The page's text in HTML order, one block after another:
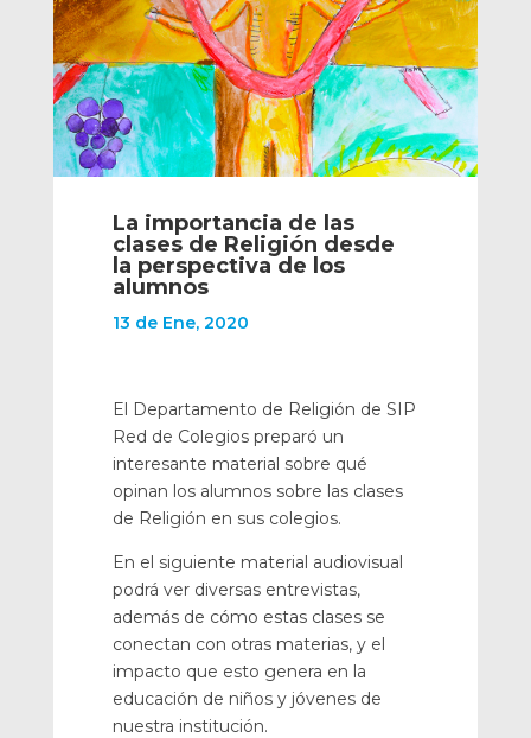
La importancia de las
clases de Religión desde
la perspectiva de los
alumnos
13 de Ene, 2020
El Departamento de Religión de SIP
Red de Colegios preparó un
interesante material sobre qué
opinan los alumnos sobre las clases
de Religión en sus colegios.
En el siguiente material audiovisual
podrá ver diversas entrevistas,
además de cómo estas clases se
conectan con otras materias, y el
impacto que esto genera en la
educación de niños y jóvenes de
nuestra institución.